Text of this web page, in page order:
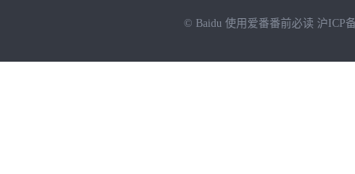
© Baidu 使用爱番番前必读 沪ICP